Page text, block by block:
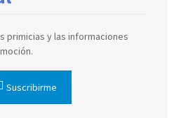
primicias y las informaciones
Suscribirme